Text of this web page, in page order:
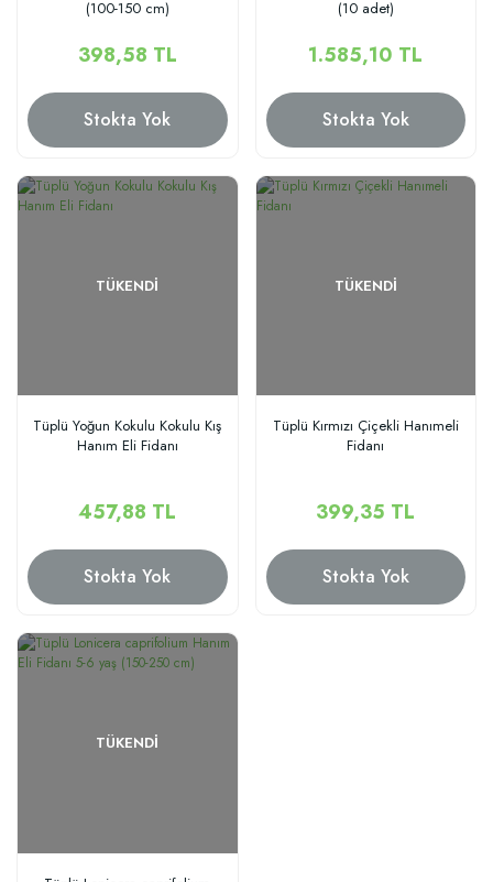
(100-150 cm)
398,58 TL
Stokta Yok
(10 adet)
1.585,10 TL
Stokta Yok
TÜKENDI
Tüplü Yoğun Kokulu Kokulu Kış
Hanım Eli Fidanı
457,88 TL
Stokta Yok
TÜKENDI
Tüplü Kırmızı Çiçekli Hanımeli
Fidanı
399,35 TL
Stokta Yok
TÜKENDI